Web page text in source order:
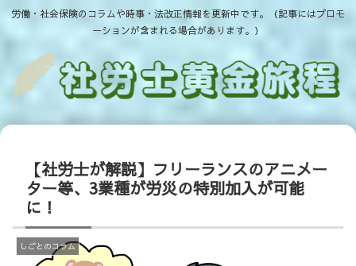
労働・社会保険のコラムや時事・法改正情報を更新中です。（記事にはプロモ
ーションが含まれる場合があります。）
【社労士が解説】フリーランスのアニメー
ター等、3業種が労災の特別加入が可能
に！
しごとのコラム